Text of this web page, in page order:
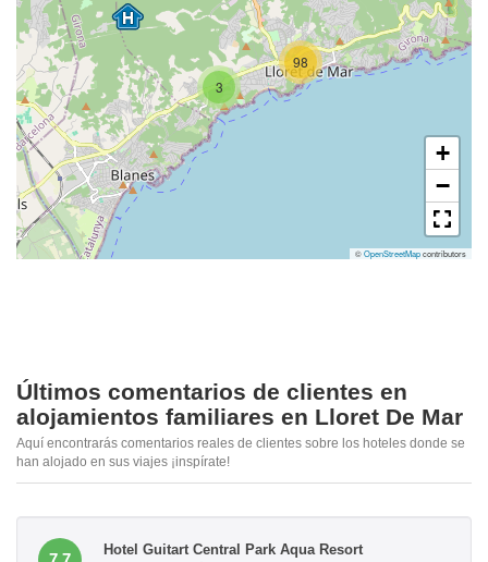
3
98
+
−
©OpenStreetMapcontributors
Últimos comentarios de clientes en
alojamientos familiares en Lloret De Mar
Aquí encontrarás comentarios reales de clientes sobre los hoteles donde se
han alojado en sus viajes ¡inspírate!
Hotel Guitart Central Park Aqua Resort